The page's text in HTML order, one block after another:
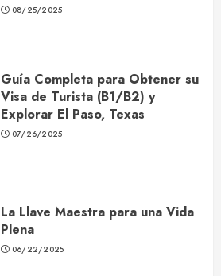
08/25/2025
Guía Completa para Obtener su
Visa de Turista (B1/B2) y
Explorar El Paso, Texas
07/26/2025
La Llave Maestra para una Vida
Plena
06/22/2025